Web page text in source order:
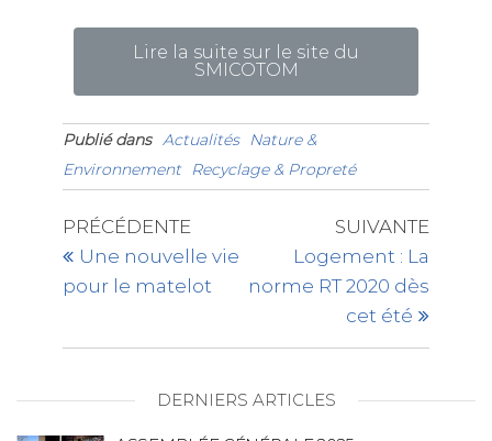
Lire la suite sur le site du
SMICOTOM
Publié dans Actualités Nature &
Environnement Recyclage & Propreté
PRÉCÉDENTE
Une nouvelle vie
pour le matelot
SUIVANTE
Logement : La
norme RT 2020 dès
cet été
DERNIERS ARTICLES